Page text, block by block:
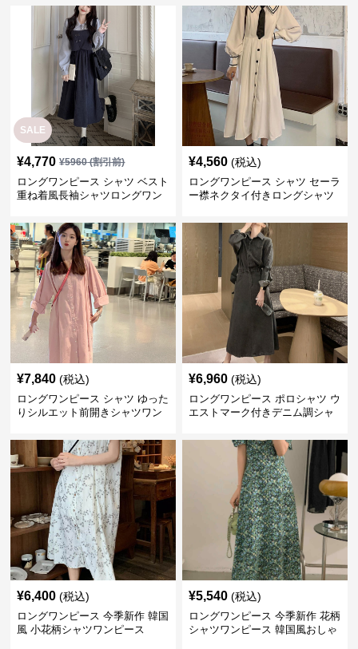
SALE
¥4,770 ¥5960(割引前)
ロングワンピース シャツ ベスト
重ね着風長袖シャツロングワン
¥4,560 (税込)
ロングワンピース シャツ セーラ
ー襟ネクタイ付きロングシャツ
¥7,840 (税込)
ロングワンピース シャツ ゆった
りシルエット前開きシャツワン
¥6,960 (税込)
ロングワンピース ポロシャツ ウ
エストマーク付きデニム調シャ
¥6,400 (税込)
ロングワンピース 今季新作 韓国
風 小花柄シャツワンピース
¥5,540 (税込)
ロングワンピース 今季新作 花柄
シャツワンピース 韓国風おしゃ